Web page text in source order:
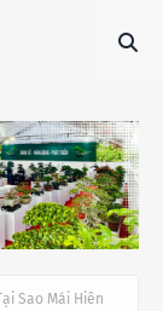
Sao Mái Hiên